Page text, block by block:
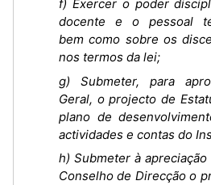
f) Exercer o poder
docente e o pessoal
bem como sobre os
nos termos da lei;
g) Submeter, para
Geral, o projecto de
plano de
actividades e contas do
h) Submeter à
Conselho de Direcção o